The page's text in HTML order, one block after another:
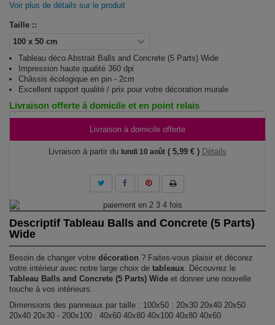
Voir plus de détails sur le produit
Taille ::
Tableau déco Abstrait Balls and Concrete (5 Parts) Wide
Impression haute qualité 360 dpi
Châssis écologique en pin - 2cm
Excellent rapport qualité / prix pour votre décoration murale
Livraison offerte à domicile et en point relais
Livraison à domicile offerte
Livraison à partir du lundi 10 août ( 5,99 € ) Détails
Descriptif Tableau Balls and Concrete (5 Parts)
Wide
Besoin de changer votre décoration ? Faites-vous plaisir et décorez
votre intérieur avec notre large choix de tableaux. Découvrez le
Tableau Balls and Concrete (5 Parts) Wide et donner une nouvelle
touche à vos intérieurs.
Dimensions des panneaux par taille : 100x50 : 20x30 20x40 20x50
20x40 20x30 - 200x100 : 40x60 40x80 40x100 40x80 40x60